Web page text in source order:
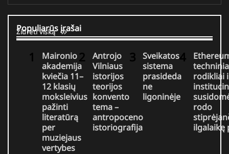
Populiarūs įrašai
Žiūrėti viską
Maironio
akademija
kviečia 11–
12 klasių
moksleivius
pažinti
literatūrą
per
muziejaus
vertybes
Antrojo
Vilniaus
istorijos
teorijos
konvento
tema –
antropoceno
istoriografija
Sveikatos
sistema
prasideda
ne
ligoninėje
rodikliai
rodo
ilgalaikę